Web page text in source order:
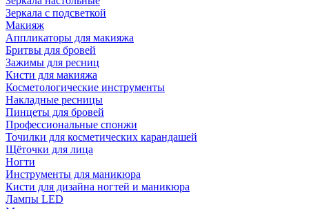
Зеркала с подсветкой
Макияж
Аппликаторы для макияжа
Бритвы для бровей
Зажимы для ресниц
Кисти для макияжа
Косметологические инструменты
Накладные ресницы
Пинцеты для бровей
Профессиональные спонжи
Точилки для косметических карандашей
Щёточки для лица
Ногти
Инструменты для маникюра
Кисти для дизайна ногтей и маникюра
Лампы LED